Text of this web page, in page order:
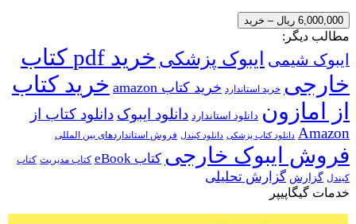
6,000,000 ریال – خرید
مطالب دیگر:
ایبوک شیمی ایبوک پزشکی
خرید pdf کتاب
خارجی خرید استاندارد خرید کتاب amazon
خرید کتاب
از امازون دانلود استاندارد دانلود ایبوک دانلود کتاب از
Amazon دانلود کتاب پزشکی دانلود کیندل فروش استانداردهای بین المللی
فروش ایبوک خارجی کتاب eBook کتاب مدیریت کتاب
کیندل گزارش گزارش تحلیلی
خدمات گیگاپیپر